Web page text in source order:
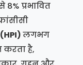
प्रभावित
लगभग
करता है,